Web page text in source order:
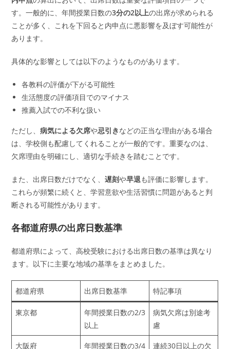
す。一般的に、年間授業日数の3分の2以上の出席が求められる
ことが多く、これを下回ると内申点に悪影響を及ぼす可能性が
あります。
具体的な影響としては以下のようなものがあります。
各教科の評価が下がる可能性
生活態度の評価項目でのマイナス
推薦入試での不利な扱い
ただし、病気による欠席や忌引きなどの正当な理由がある場合
は、学校側も配慮してくれることが一般的です。重要なのは、
欠席理由を明確にし、適切な手続きを踏むことです。
また、出席日数だけでなく、遅刻や早退も評価に影響します。
これらが頻繁に続くと、学習意欲や生活習慣に問題があると判
断される可能性があります。
各都道府県の出席日数基準
都道府県によって、高校受験における出席日数の基準は異なり
ます。以下に主要な地域の基準をまとめました。
都道府県 出席日数基準 特記事項
東京都
年間授業日数の2/3
以上
病気欠席は別途考
慮
大阪府
年間授業日数の3/4
連続30日以上の欠